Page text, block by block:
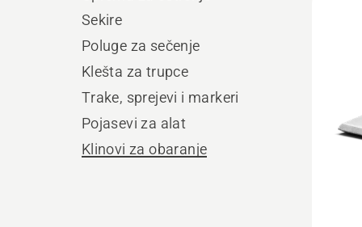
Sekire
Poluge za sečenje
Klešta za trupce
Trake, sprejevi i markeri
Pojasevi za alat
Klinovi za obaranje